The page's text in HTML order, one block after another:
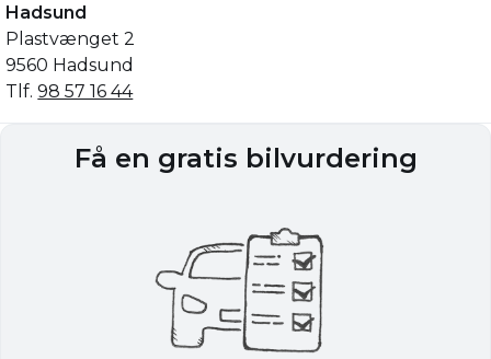
Hadsund
Plastvænget 2
9560 Hadsund
Tlf.98 57 16 44
Få en gratis bilvurdering